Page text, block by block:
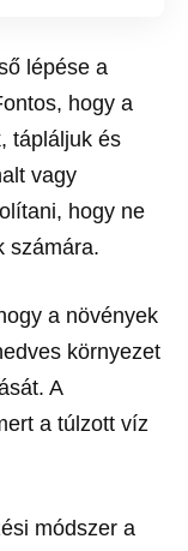
lépése a
hogy a
tápláljuk és
vagy
hogy ne
számára.
a növények
környezet
A
a túlzott víz
módszer a